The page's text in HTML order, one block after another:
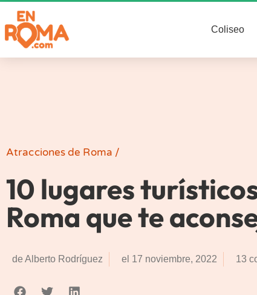
Coliseo
Atracciones de Roma /
10 lugares
Roma que te
de Alberto Rodríguez el 17 noviembre, 2022 13